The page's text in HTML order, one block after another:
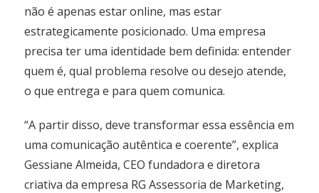
não é apenas estar online, mas estar
estrategicamente posicionado. Uma empresa
precisa ter uma identidade bem definida: entender
quem é, qual problema resolve ou desejo atende,
o que entrega e para quem comunica.
“A partir disso, deve transformar essa essência em
uma comunicação autêntica e coerente”, explica
Gessiane Almeida, CEO fundadora e diretora
criativa da empresa RG Assessoria de Marketing,